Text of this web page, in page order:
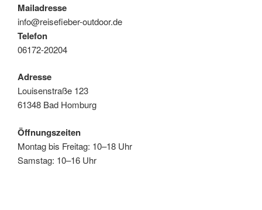
Mailadresse
info@reisefieber-outdoor.de
Telefon
06172-20204
Adresse
Louisenstraße 123
61348 Bad Homburg
Öffnungszeiten
Montag bis Freitag: 10–18 Uhr
Samstag: 10–16 Uhr